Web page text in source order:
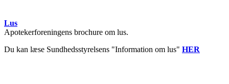
Lus
Apotekerforeningens brochure om lus.
Du kan læse Sundhedsstyrelsens "Information om lus" HER